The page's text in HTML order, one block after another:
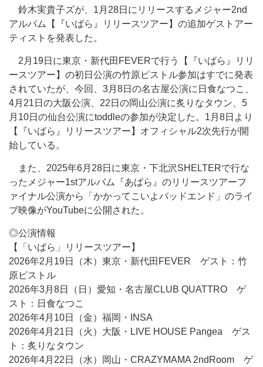
鈴木実貴子ズが、1月28日にリリースするメジャー2nd
アルバム【『いばら』リリースツアー】の追加ゲストアー
ティストを発表した。
2月19日に東京・新代田FEVERで行う【『いばら』リリ
ースツアー】の初日公演の竹原ピストル参加はすでに発表
されていたが、今回、3月8日の名古屋公演に日食なつこ、
4月21日の大阪公演、22日の岡山公演に炙りなタウン、5
月10日の仙台公演にtoddleの参加が決定した。1月8日より
【『いばら』リリースツアー】オフィシャル2次先行が開
始している。
また、2025年6月28日に東京・下北沢SHELTERで行な
ったメジャー1stアルバム『あばら』のリリースツアーフ
ァイナル公演から「かかってこいよバッドエンド」のライ
ブ映像がYouTubeに公開された。
◎公演情報
【「いばら」リリースツアー】
2026年2月19日（木）東京・新代田FEVER ゲスト：竹
原ピストル
2026年3月8日（日）愛知・名古屋CLUB QUATTRO ゲ
スト：日食なつこ
2026年4月10日（金）福岡・INSA
2026年4月21日（火）大阪・LIVE HOUSE Pangea ゲス
ト：炙りなタウン
2026年4月22日（水）岡山・CRAZYMAMA 2ndRoom ゲ